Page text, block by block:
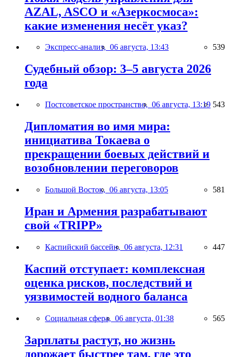
AZAL, ASCO и «Азеркосмоса»:
какие изменения несёт указ?
Экспресс-анализ, 06 августа, 13:43 539
Судебный обзор: 3–5 августа 2026
года
Постсоветское пространство, 06 августа, 13:19 543
Дипломатия во имя мира:
инициатива Токаева о
прекращении боевых действий и
возобновлении переговоров
Большой Восток, 06 августа, 13:05 581
Иран и Армения разрабатывают
свой «TRIPP»
Каспийский бассейн, 06 августа, 12:31 447
Каспий отступает: комплексная
оценка рисков, последствий и
уязвимостей водного баланса
Социальная сфера, 06 августа, 01:38 565
Зарплаты растут, но жизнь
дорожает быстрее там, где это